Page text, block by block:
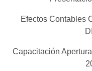
Efectos Contables
Capacitación